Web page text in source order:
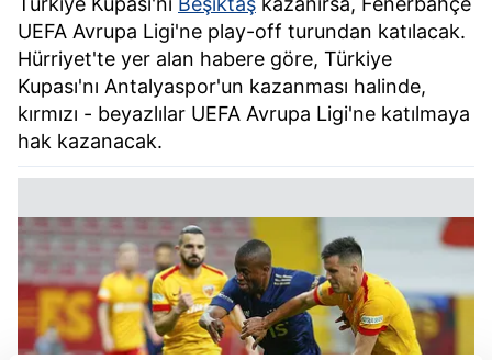
UEFA Avrupa Ligi'ne play-off turundan katılacak.
Hürriyet'te yer alan habere göre, Türkiye
Kupası'nı Antalyaspor'un kazanması halinde,
kırmızı - beyazlılar UEFA Avrupa Ligi'ne katılmaya
hak kazanacak.